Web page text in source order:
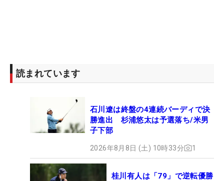
読まれています
石川遼は終盤の4連続バーディで決
勝進出 杉浦悠太は予選落ち/米男
子下部
2026年8月8日 (土) 10時33分 1
桂川有人は「79」で逆転優勝